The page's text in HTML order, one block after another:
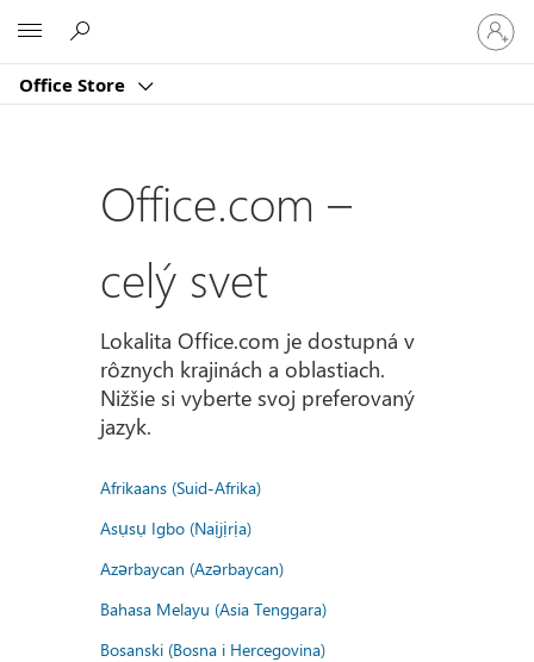
Office Store
sa
k
kontu
Office.com –
celý svet
Lokalita Office.com je dostupná v
rôznych krajinách a oblastiach.
Nižšie si vyberte svoj preferovaný
jazyk.
Afrikaans (Suid-Afrika)
Asụsụ Igbo (Naịjịrịa)
Azərbaycan (Azərbaycan)
Bahasa Melayu (Asia Tenggara)
Bosanski (Bosna i Hercegovina)